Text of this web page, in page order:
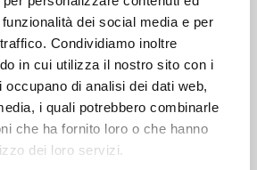
dei social media e per
Condividiamo inoltre
in cui utilizza il nostro sito con i
di analisi dei dati web,
i quali potrebbero combinarle
che ha fornito loro o che hanno
dei loro servizi.
della serie